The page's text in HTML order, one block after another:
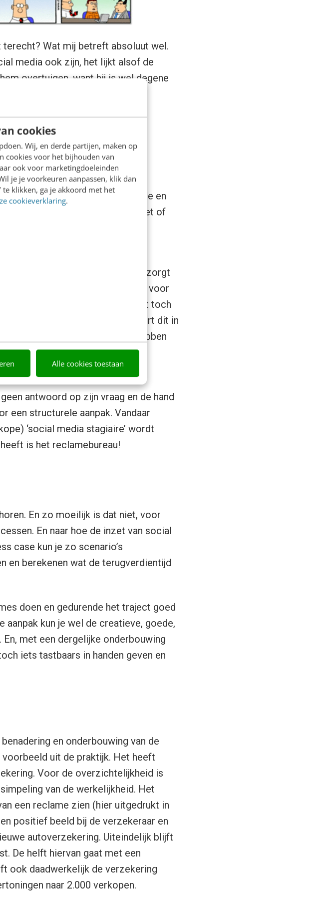
cookies
Wij, en derde partijen, maken op
cookies voor het bijhouden van
ook voor marketingdoeleinden
je je voorkeuren aanpassen, klik dan
te klikken, ga je akkoord met het
cookieverklaring.
Alle cookies toestaan
terecht? Wat mij betreft absoluut wel.
media ook zijn, het lijkt alsof de
overtuigen, want hij is wel degene
de
de vertaling van de missie, visie en
media, vaak afgestemd met of
naar meer concrete
(‘de inzet van social media zorgt
‘de inzet van social media zorgt voor
stapje verder, de ROI-vraag, blijkt toch
bij zo’n strategie gebeurt dit in
En dit soort bureaus hebben
business cases en ROI-
antwoord op zijn vraag en de hand
een structurele aanpak. Vandaar
‘social media stagiaire’ wordt
is het reclamebureau!
En zo moeilijk is dat niet, voor
En naar hoe de inzet van social
case kun je zo scenario’s
en berekenen wat de terugverdientijd
doen en gedurende het traject goed
kun je wel de creatieve, goede,
met een dergelijke onderbouwing
iets tastbaars in handen geven en
en onderbouwing van de
uit de praktijk. Het heeft
Voor de overzichtelijkheid is
van de werkelijkheid. Het
een reclame zien (hier uitgedrukt in
positief beeld bij de verzekeraar en
autoverzekering. Uiteindelijk blijft
De helft hiervan gaat met een
ook daadwerkelijk de verzekering
naar 2.000 verkopen.